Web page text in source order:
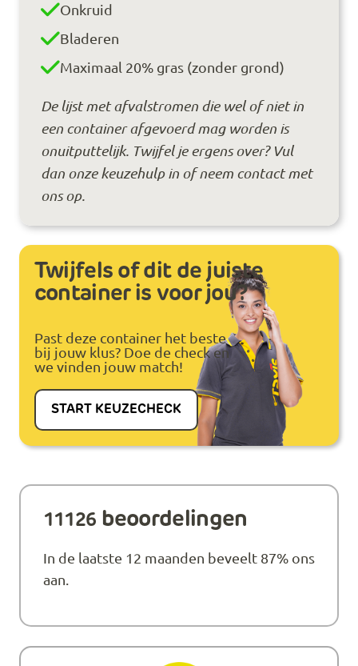
Onkruid
Bladeren
Maximaal 20% gras (zonder grond)
De lijst met afvalstromen die wel of niet in
een container afgevoerd mag worden is
onuitputtelijk. Twijfel je ergens over? Vul
dan onze keuzehulp in of neem contact met
ons op.
Twijfels of dit de juiste
container is voor jou?
Past deze container het beste
bij jouw klus? Doe de check en
we vinden jouw match!
START KEUZECHECK
11126 beoordelingen
In de laatste 12 maanden beveelt 87% ons
aan.